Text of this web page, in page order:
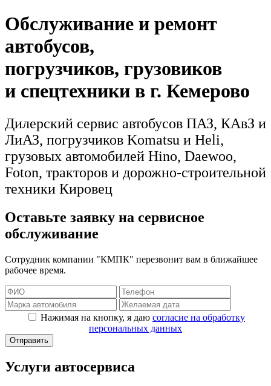
Обслуживание и ремонт
автобусов,
погрузчиков, грузовиков
и спецтехники в г. Кемерово
Дилерский сервис автобусов ПАЗ, КАвЗ и
ЛиАЗ, погрузчиков Komatsu и Heli,
грузовых автомобилей Hino, Daewoo,
Foton, тракторов и дорожно-строительной
техники Кировец
Оставьте заявку на сервисное
обслуживание
Сотрудник компании "КМПК" перезвонит вам в ближайшее
рабочее время.
Нажимая на кнопку, я даю согласие на обработку
персональных данных
Услуги автосервиса